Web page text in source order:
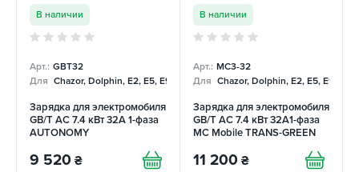
В наличии
Арт.: GBT32
Для Chazor, Dolphin, E2, E5, E9, Mercedes
Зарядка для электромобиля
GB/T AC 7.4 кВт 32А 1-фаза
AUTONOMY
9 520 ₴
В наличии
Арт.: MC3-32
Для Chazor, Dolphin, E2, E5, E9,
Зарядка для электромобиля
GB/T AC 7.4 кВт 32A1-фаза
MC Mobile TRANS-GREEN
11 200 ₴